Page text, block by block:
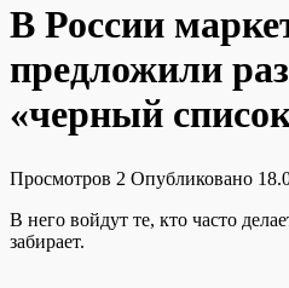
В России
предложили
«черный
Просмотров 2 Опубликовано
В него войдут те, кто часто
забирает.